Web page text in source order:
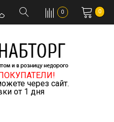
0 0
через сайт.
от 1 дня